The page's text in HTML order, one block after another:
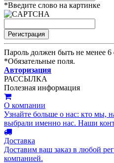
*Введите слово на картинке
Пароль должен быть не менее
*Обязательные поля.
Авторизация
РАССЫЛКА
Полезная информация
О компании
Узнайте больше о нас: кто мы,
выбрали именно нас. Наши
Доставка
Доставим ваш заказ в любой
компанией.